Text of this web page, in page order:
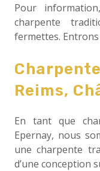
Pour
charpente
fermettes.
Reims,
En tant que
Epernay, nous
une charpente
d’une conception